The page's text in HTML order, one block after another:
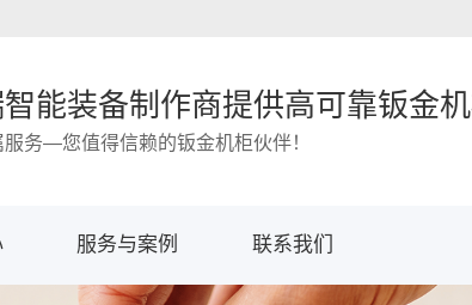
能装备制作商提供高可靠钣金
服务—您值得信赖的钣金机柜伙伴！
服务与案例 联系我们